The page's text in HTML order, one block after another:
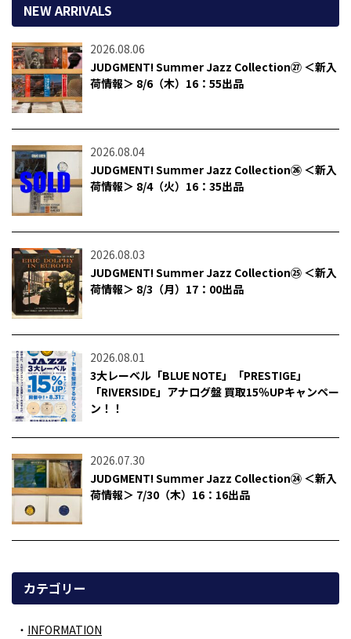
NEW ARRIVALS
2026.08.06
JUDGMENT! Summer Jazz Collection㉗ ＜新入
荷情報＞ 8/6（木）16：55出品
2026.08.04
JUDGMENT! Summer Jazz Collection㉖ ＜新入
荷情報＞ 8/4（火）16：35出品
2026.08.03
JUDGMENT! Summer Jazz Collection㉕ ＜新入
荷情報＞ 8/3（月）17：00出品
2026.08.01
3大レーベル「BLUE NOTE」「PRESTIGE」
「RIVERSIDE」アナログ盤 買取15％UPキャンペー
ン！！
2026.07.30
JUDGMENT! Summer Jazz Collection㉔ ＜新入
荷情報＞ 7/30（木）16：16出品
カテゴリー
INFORMATION